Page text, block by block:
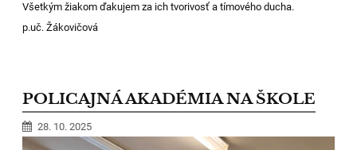
Všetkým žiakom ďakujem za ich tvorivosť a tímového ducha.
p.uč. Žákovičová
POLICAJNÁ AKADÉMIA NA ŠKOLE
28. 10. 2025